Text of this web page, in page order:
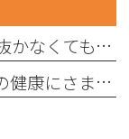
親知らずは抜いたほうがいい？〜抜かなくてもいい親知らずもあります〜
口呼吸、していませんか？〜お口の健康にさまざまな影響を与えることがあります〜